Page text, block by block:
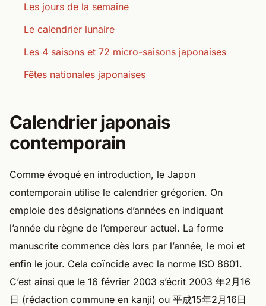
Les jours de la semaine
Le calendrier lunaire
Les 4 saisons et 72 micro-saisons japonaises
Fêtes nationales japonaises
Calendrier japonais
contemporain
Comme évoqué en introduction, le Japon
contemporain utilise le calendrier grégorien. On
emploie des désignations d’années en indiquant
l’année du règne de l’empereur actuel. La forme
manuscrite commence dès lors par l’année, le moi et
enfin le jour. Cela coïncide avec la norme ISO 8601.
C’est ainsi que le 16 février 2003 s’écrit 2003 年2月16
日 (rédaction commune en kanji) ou 平成15年2月16日